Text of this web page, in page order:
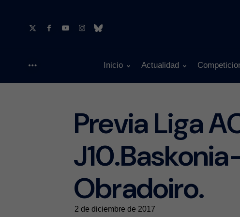
Inicio Actualidad
Previa Liga
Obradoiro.
2 de diciembre de 2017